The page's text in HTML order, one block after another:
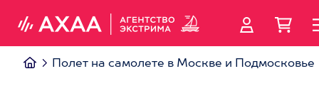
Полет на самолете в Москве и Подмосковье